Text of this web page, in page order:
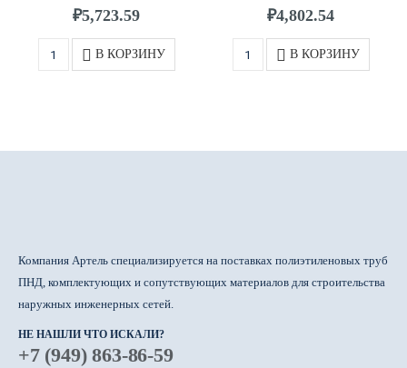
₽5,723.59
В КОРЗИНУ
₽4,802.54
В КОРЗИНУ
Компания Артель специализируется на поставках полиэтиленовых труб
ПНД, комплектующих и сопутствующих материалов для строительства
наружных инженерных сетей.
НЕ НАШЛИ ЧТО ИСКАЛИ?
+7 (949) 863-86-59